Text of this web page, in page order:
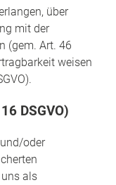
über
mit der
(gem. Art. 46
weisen
DSGVO)
oder
als